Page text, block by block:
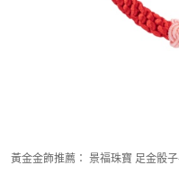
黃金金飾推薦： 景福珠寶 足金骰子